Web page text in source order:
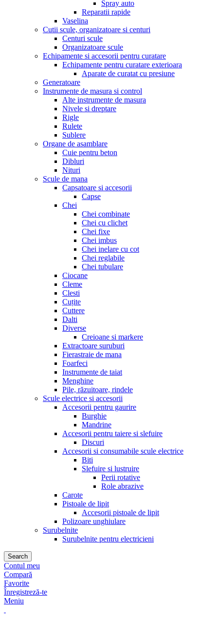
Spray auto
Reparatii rapide
Vaselina
Cutii scule, organizatoare si centuri
Centuri scule
Organizatoare scule
Echipamente si accesorii pentru curatare
Echipamente pentru curatare exterioara
Aparate de curatat cu presiune
Generatoare
Instrumente de masura si control
Alte instrumente de masura
Nivele si dreptare
Rigle
Rulete
Sublere
Organe de asamblare
Cuie pentru beton
Dibluri
Nituri
Scule de mana
Capsatoare si accesorii
Capse
Chei
Chei combinate
Chei cu clichet
Chei fixe
Chei imbus
Chei inelare cu cot
Chei reglabile
Chei tubulare
Ciocane
Cleme
Clesti
Cuțite
Cuttere
Dalti
Diverse
Creioane si markere
Extractoare suruburi
Fierastraie de mana
Foarfeci
Instrumente de taiat
Menghine
Pile, răzuitoare, rindele
Scule electrice si accesorii
Accesorii pentru gaurire
Burghie
Mandrine
Accesorii pentru taiere si slefuire
Discuri
Accesorii si consumabile scule electrice
Biti
Slefuire si lustruire
Perii rotative
Role abrazive
Carote
Pistoale de lipit
Accesorii pistoale de lipit
Polizoare unghiulare
Surubelnite
Surubelnite pentru electricieni
Search
Contul meu
Compară
Favorite
Înregistreză-te
Meniu